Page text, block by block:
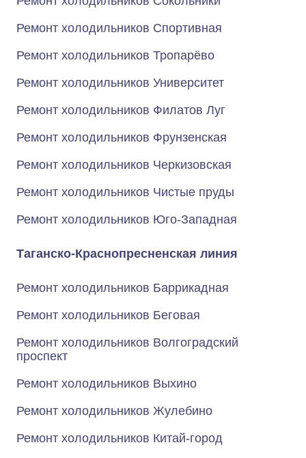
Ремонт холодильников Спортивная
Ремонт холодильников Тропарёво
Ремонт холодильников Университет
Ремонт холодильников Филатов Луг
Ремонт холодильников Фрунзенская
Ремонт холодильников Черкизовская
Ремонт холодильников Чистые пруды
Ремонт холодильников Юго-Западная
Таганско-Краснопресненская линия
Ремонт холодильников Баррикадная
Ремонт холодильников Беговая
Ремонт холодильников Волгоградский
проспект
Ремонт холодильников Выхино
Ремонт холодильников Жулебино
Ремонт холодильников Китай-город